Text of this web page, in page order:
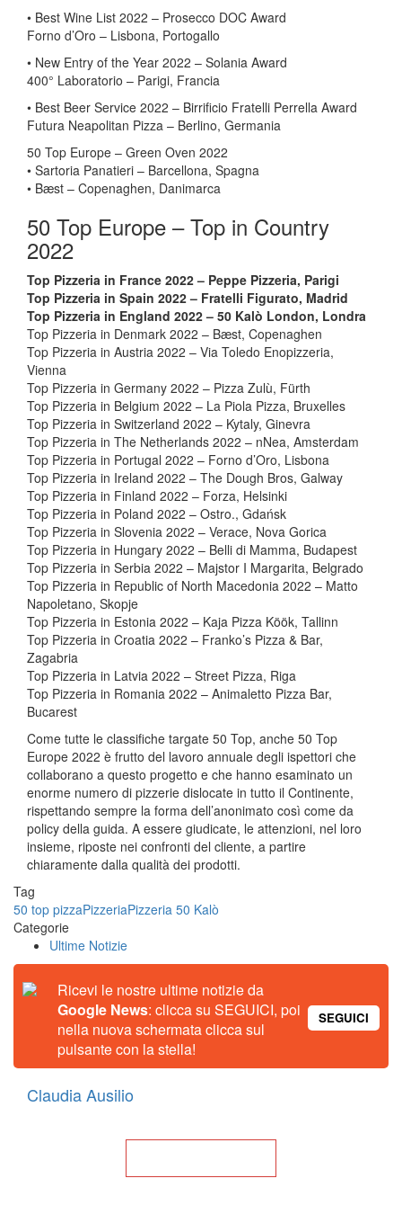
• Best Wine List 2022 – Prosecco DOC Award
Forno d’Oro – Lisbona, Portogallo
• New Entry of the Year 2022 – Solania Award
400° Laboratorio – Parigi, Francia
• Best Beer Service 2022 – Birrificio Fratelli Perrella Award
Futura Neapolitan Pizza – Berlino, Germania
50 Top Europe – Green Oven 2022
• Sartoria Panatieri – Barcellona, Spagna
• Bæst – Copenaghen, Danimarca
50 Top Europe – Top in Country
2022
Top Pizzeria in France 2022 – Peppe Pizzeria, Parigi
Top Pizzeria in Spain 2022 – Fratelli Figurato, Madrid
Top Pizzeria in England 2022 – 50 Kalò London, Londra
Top Pizzeria in Denmark 2022 – Bæst, Copenaghen
Top Pizzeria in Austria 2022 – Via Toledo Enopizzeria,
Vienna
Top Pizzeria in Germany 2022 – Pizza Zulù, Fürth
Top Pizzeria in Belgium 2022 – La Piola Pizza, Bruxelles
Top Pizzeria in Switzerland 2022 – Kytaly, Ginevra
Top Pizzeria in The Netherlands 2022 – nNea, Amsterdam
Top Pizzeria in Portugal 2022 – Forno d’Oro, Lisbona
Top Pizzeria in Ireland 2022 – The Dough Bros, Galway
Top Pizzeria in Finland 2022 – Forza, Helsinki
Top Pizzeria in Poland 2022 – Ostro., Gdańsk
Top Pizzeria in Slovenia 2022 – Verace, Nova Gorica
Top Pizzeria in Hungary 2022 – Belli di Mamma, Budapest
Top Pizzeria in Serbia 2022 – Majstor I Margarita, Belgrado
Top Pizzeria in Republic of North Macedonia 2022 – Matto
Napoletano, Skopje
Top Pizzeria in Estonia 2022 – Kaja Pizza Köök, Tallinn
Top Pizzeria in Croatia 2022 – Franko’s Pizza & Bar,
Zagabria
Top Pizzeria in Latvia 2022 – Street Pizza, Riga
Top Pizzeria in Romania 2022 – Animaletto Pizza Bar,
Bucarest
Come tutte le classifiche targate 50 Top, anche 50 Top
Europe 2022 è frutto del lavoro annuale degli ispettori che
collaborano a questo progetto e che hanno esaminato un
enorme numero di pizzerie dislocate in tutto il Continente,
rispettando sempre la forma dell’anonimato così come da
policy della guida. A essere giudicate, le attenzioni, nel loro
insieme, riposte nei confronti del cliente, a partire
chiaramente dalla qualità dei prodotti.
Tag
50 top pizzaPizzeriaPizzeria 50 Kalò
Categorie
Ultime Notizie
Ricevi le nostre ultime notizie da
Google News: clicca su SEGUICI, poi
nella nuova schermata clicca sul
pulsante con la stella!
SEGUICI
Claudia Ausilio